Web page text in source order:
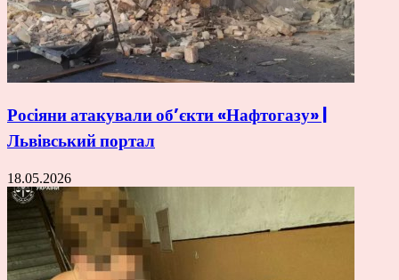
Росіяни атакували об’єкти «Нафтогазу» |
Львівський портал
18.05.2026